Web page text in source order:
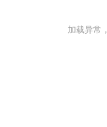
加载异常